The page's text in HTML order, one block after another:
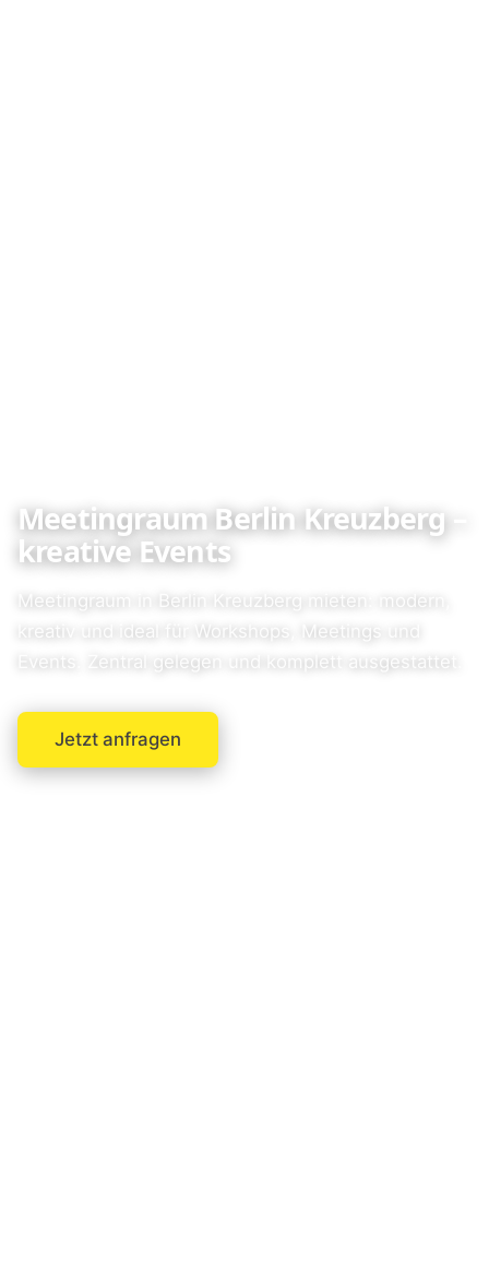
Meetingraum Berlin Kreuzberg –
kreative Events
Meetingraum in Berlin Kreuzberg mieten: modern,
kreativ und ideal für Workshops, Meetings und
Events. Zentral gelegen und komplett ausgestattet.
Jetzt anfragen